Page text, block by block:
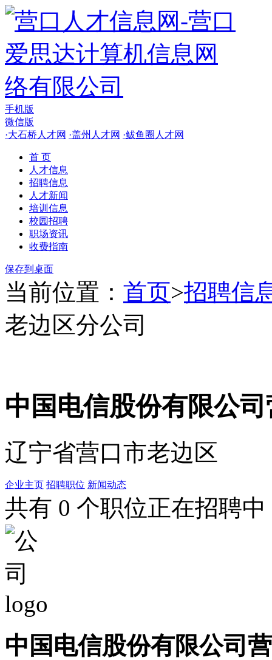
手机版
微信版
·大石桥人才网 ·盖州人才网 ·鲅鱼圈人才网
首 页
人才信息
招聘信息
人才新闻
培训信息
校园招聘
职场资讯
收费指南
保存到桌面
当前位置： 首页>招聘信
老边区分公司
中国电信股份有限公
辽宁省营口市老边区
企业主页 招聘职位 新闻动态
共有 0 个职位正在招聘中
中国电信股份有限公司